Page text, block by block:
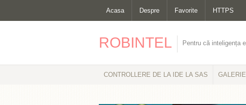
Acasa Despre Favorite HTTPS
ROBINTEL Pentru că inteligența
CONTROLLERE DE LA IDE LA SAS